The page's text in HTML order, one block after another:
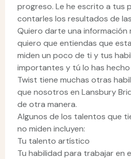
progreso. Le he escrito a tus
contarles los resultados de
Quiero darte una información
quiero que entiendas que
miden un poco de ti y tus
importantes y tú lo has hecho
Twist tiene muchas otras
que nosotros en Lansbury
de otra manera.
Algunos de los talentos que
no miden incluyen:
Tu talento artístico
Tu habilidad para trabajar en